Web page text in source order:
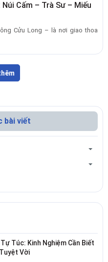
Núi Cấm – Trà Sư – Miếu
Cửu Long – là nơi giao thoa
bài viết
Túc: Kinh Nghiệm Cần Biết
Vời